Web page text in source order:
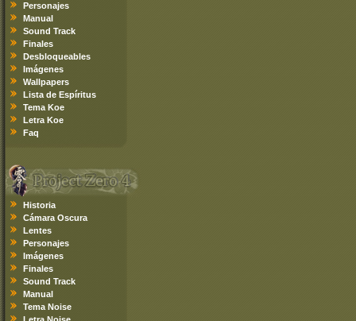
Personajes
Manual
Sound Track
Finales
Desbloqueables
Imágenes
Wallpapers
Lista de Espíritus
Tema Koe
Letra Koe
Faq
Historia
Cámara Oscura
Lentes
Personajes
Imágenes
Finales
Sound Track
Manual
Tema Noise